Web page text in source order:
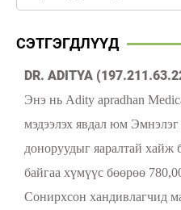
СЭТГЭГДЛҮҮД
DR. ADITYA
Энэ нь Adity apradhan
мэдээлэх явдал юм
доноруудыг яаралтай хайж
байгаа хүмүүс бөөрөө
Сонирхсон хандивлагчид